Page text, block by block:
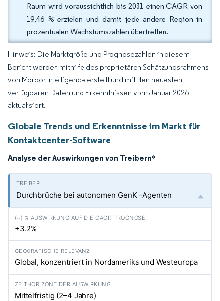
Raum wird voraussichtlich bis 2031 einen CAGR von
19,46 % erzielen und damit jede andere Region in
prozentualen Wachstumszahlen übertreffen.
Hinweis: Die Marktgröße und Prognosezahlen in diesem
Bericht werden mithilfe des proprietären Schätzungsrahmens
von Mordor Intelligence erstellt und mit den neuesten
verfügbaren Daten und Erkenntnissen vom Januar 2026
aktualisiert.
Globale Trends und Erkenntnisse im Markt für
Kontaktcenter-Software
Analyse der Auswirkungen von Treibern*
Durchbrüche bei autonomen GenKI-Agenten
+3.2%
Global, konzentriert in Nordamerika und Westeuropa
Mittelfristig (2–4 Jahre)